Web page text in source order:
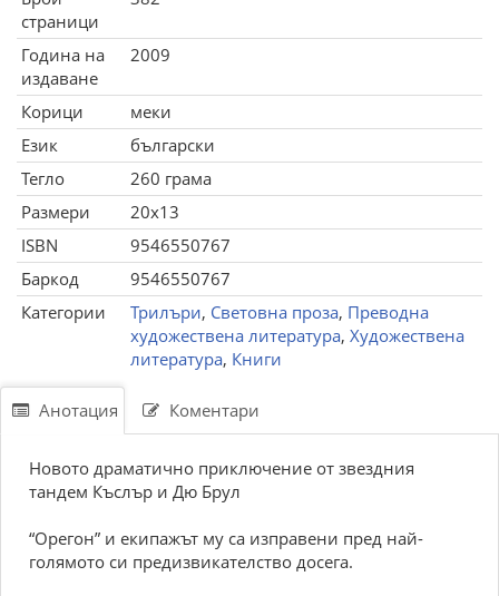
страници
Година на
издаване
2009
Корици
меки
Език
български
Тегло
260 грама
Размери
20x13
ISBN
9546550767
Баркод
9546550767
Категории
Трилъри, Световна проза, Преводна
художествена литература, Художествена
литература, Книги
Анотация Коментари
Новото драматично приключение от звездния
тандем Къслър и Дю Брул
“Орегон” и екипажът му са изправени пред най-
голямото си предизвикателство досега.